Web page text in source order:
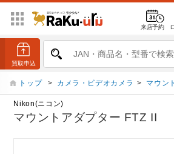
来店予約
トップ > カメラ・ビデオカメラ > マウン
Nikon(ニコン)
マウントアダプター FTZ II